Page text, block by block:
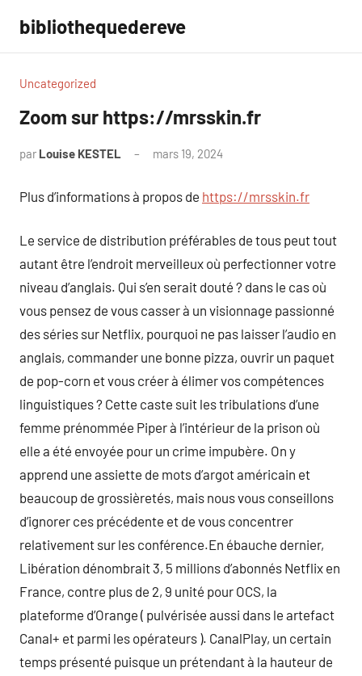
contenu
bibliothequedereve
Uncategorized
Zoom sur https://mrsskin.fr
par Louise KESTEL mars 19, 2024
Plus d’informations à propos de https://mrsskin.fr
Le service de distribution préférables de tous peut tout
autant être l’endroit merveilleux où perfectionner votre
niveau d’anglais. Qui s’en serait douté ? dans le cas où
vous pensez de vous casser à un visionnage passionné
des séries sur Netflix, pourquoi ne pas laisser l’audio en
anglais, commander une bonne pizza, ouvrir un paquet
de pop-corn et vous créer à élimer vos compétences
linguistiques ? Cette caste suit les tribulations d’une
femme prénommée Piper à l’intérieur de la prison où
elle a été envoyée pour un crime impubère. On y
apprend une assiette de mots d’argot américain et
beaucoup de grossièretés, mais nous vous conseillons
d’ignorer ces précédente et de vous concentrer
relativement sur les conférence.En ébauche dernier,
Libération dénombrait 3, 5 millions d’abonnés Netflix en
France, contre plus de 2, 9 unité pour OCS, la
plateforme d’Orange ( pulvérisée aussi dans le artefact
Canal+ et parmi les opérateurs ). CanalPlay, un certain
temps présenté puisque un prétendant à la hauteur de